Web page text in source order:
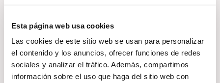
Esta página web usa cookies
Las cookies de este sitio web se usan para personalizar
el contenido y los anuncios, ofrecer funciones de redes
sociales y analizar el tráfico. Además, compartimos
información sobre el uso que haga del sitio web con
influye en las relaciones que
atraemos. El Reiki ayuda a: